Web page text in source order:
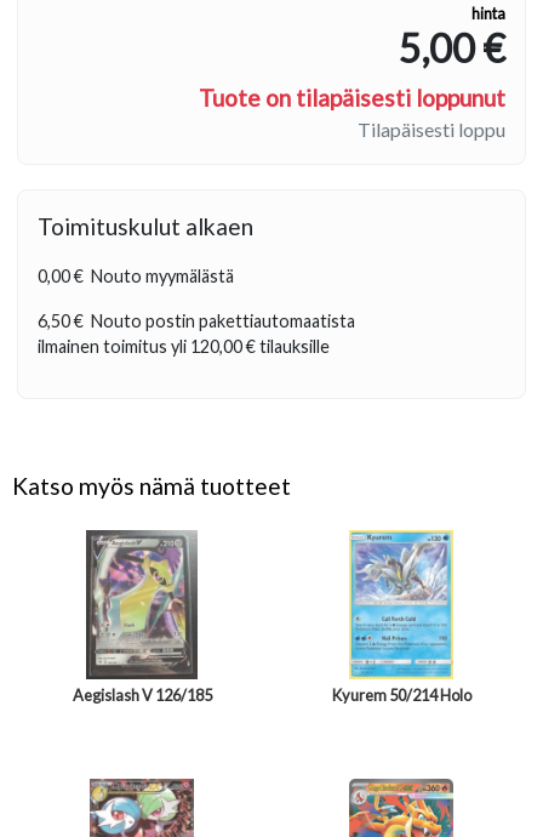
hinta
5,00 €
Tuote on tilapäisesti loppunut
Tilapäisesti loppu
Toimituskulut alkaen
0,00 € Nouto myymälästä
6,50 € Nouto postin pakettiautomaatista
ilmainen toimitus yli 120,00 €tilauksille
Katso myös nämä tuotteet
Aegislash V 126/185 Kyurem 50/214 Holo